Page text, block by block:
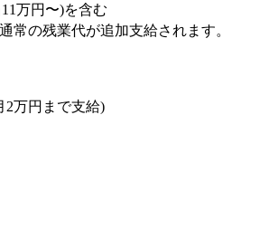
万円〜)を含む
常の残業代が追加支給されます。
2万円まで支給)